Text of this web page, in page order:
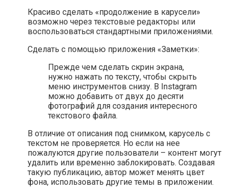
Красиво сделать «продолжение в карусели»
возможно через текстовые редакторы или
воспользоваться стандартными приложениями.
Сделать с помощью приложения «Заметки»:
Прежде чем сделать скрин экрана,
нужно нажать по тексту, чтобы скрыть
меню инструментов снизу. В Instagram
можно добавить от двух до десяти
фотографий для создания интересного
текстового файла.
В отличие от описания под снимком, карусель с
текстом не проверяется. Но если на нее
пожалуются другие пользователи – контент могут
удалить или временно заблокировать. Создавая
такую публикацию, автор может менять цвет
фона, использовать другие темы в приложении.